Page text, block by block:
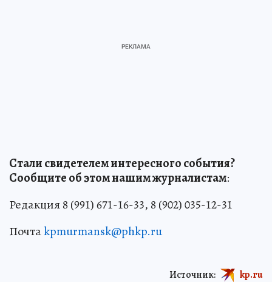
Стали свидетелем интересного события?
Сообщите об этом нашим журналистам:
Редакция 8 (991) 671-16-33, 8 (902) 035-12-31
Почтаkpmurmansk@phkp.ru
Источник: kp.ru